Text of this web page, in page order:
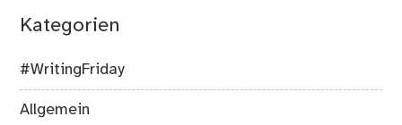
Kategorien
#WritingFriday
Allgemein